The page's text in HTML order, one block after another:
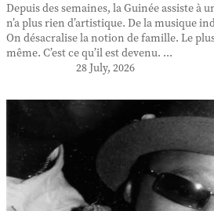
Depuis des semaines, la Guinée assiste à
n’a plus rien d’artistique. De la musique
On désacralise la notion de famille. Le
même. C’est ce qu’il est devenu. ...
28 July, 2026